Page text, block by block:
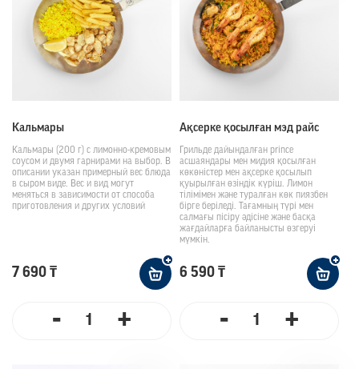
Кальмаpы
Кальмары (200 г) с лимонно-кремовым
соусом и двумя гарнирами на выбор. В
описании указан примерный вес блюда
в сыром виде. Вес и вид могут
меняться в зависимости от способа
приготовления и других условий
7 690 ₸
- +
Ақсерке қосылған мэд райс
Грильде дайындалған prince
асшаяндары мен мидия қосылған
көкөністер мен ақсерке қосылып
қуырылған өзіндік күріш. Лимон
тілімімен және туралған көк пиязбен
бірге беріледі. Тағамның түрі мен
салмағы пісіру әдісіне және басқа
жағдайларға байланысты өзгеруі
мүмкін.
6 590 ₸
- +